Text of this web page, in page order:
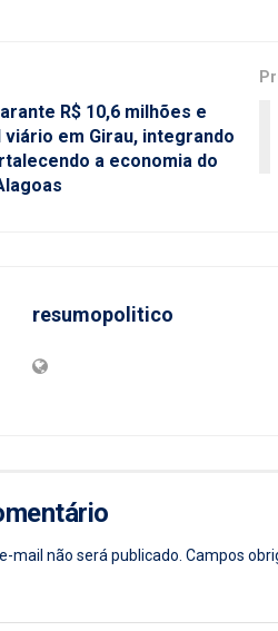
R$ 10,6 milhões e
em Girau, integrando
a economia do
resumopolitico
mail não será publicado. Campos